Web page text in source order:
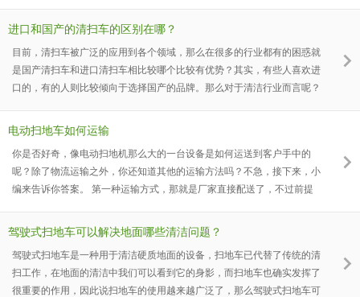
何保养。 1、 在使用完工业扫地车之后要注意及时清理，开启震尘，清理
能。必要时定时对工业扫地车进行人工的清洗，将吸尘管道中的灰尘，泥
巴一一都清洗
进口和国产的清扫车的区别在哪？
目前，清扫车被广泛的应用到各个领域，那么在很多的行业都有的困惑就
是国产清扫车和进口清扫车相比较哪个比较有优势？其实，有些人喜欢进
口的，有的人则比较倾向于选择国产的品牌。那么对于清洁行业而言呢？
来说国产清扫车占的优势较大，进口清扫车的价格相较于国内清扫车而言
有就是运输时间长，这样一来清扫车的价格必然会较高，而国产的就不
会。 2、配件：
电动扫地车如何运输
你是否好奇，像电动扫地机那么大的一台设备是如何运送到客户手中的
呢？除了物流运输之外，你还知道其他的运输方法吗？不急，接下来，小
编来告诉你答案。 第一种运输方式，那就是厂家直接配送了，不过前提
我们圣倍诺，全国各地皆有办事处，我们都可亲自为客户送电动扫地机上
就是物流运输了。当然，进行物流运输之前，厂家这边可是要进行很多的
打包工
驾驶式扫地车可以解决地面哪些清洁问题？
驾驶式扫地车是一种用于清洁硬质地面的设备，扫地车已代替了传统的清
扫工作，在地面的清洁中我们可以看到它的身影，而扫地车也确实发挥了
很重要的作用，因此说扫地车的使用越来越广泛了，那么驾驶式扫地车可